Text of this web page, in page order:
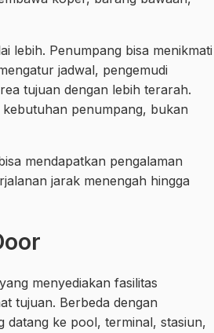
lebih. Penumpang bisa menikmati
jadwal, pengemudi
tujuan dengan lebih terarah.
penumpang, bukan
mendapatkan pengalaman
jarak menengah hingga
menyediakan fasilitas
tujuan. Berbeda dengan
ke pool, terminal, stasiun,